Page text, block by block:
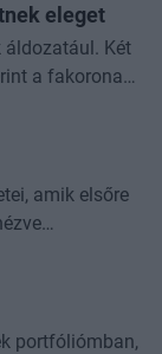
eleget
áldozatául. Két
a fakorona
amik elsőre
portfóliómban,